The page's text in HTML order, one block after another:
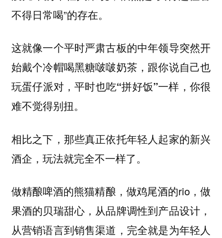
不得日常喝”的存在。
这就像一个平时严肃古板的中年领导突然开
始戴个冷帽喝黑糖啵啵奶茶，跟你说自己也
玩蛋仔派对，平时也吃“拼好饭”一样，你很
难不觉得别扭。
相比之下，那些真正依托年轻人起家的新兴
酒企，玩法就完全不一样了。
做精酿啤酒的熊猫精酿，做鸡尾酒的rio，做
果酒的贝瑞甜心，从品牌调性到产品设计，
从营销语言到销售渠道，完全就是为年轻人